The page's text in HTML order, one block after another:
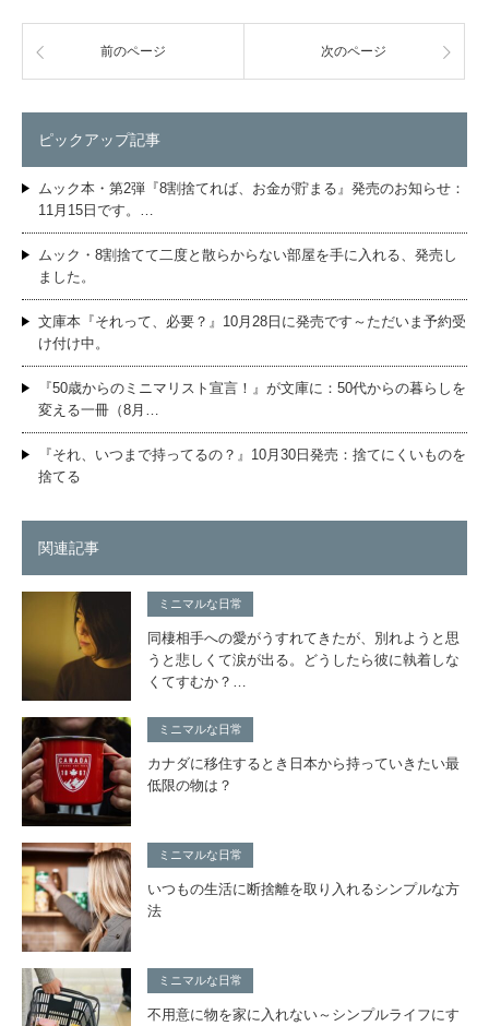
前のページ 次のページ
ピックアップ記事
ムック本・第2弾『8割捨てれば、お金が貯まる』発売のお知らせ：
11月15日です。…
ムック・8割捨てて二度と散らからない部屋を手に入れる、発売し
ました。
文庫本『それって、必要？』10月28日に発売です～ただいま予約受
け付け中。
『50歳からのミニマリスト宣言！』が文庫に：50代からの暮らしを
変える一冊（8月…
『それ、いつまで持ってるの？』10月30日発売：捨てにくいものを
捨てる
関連記事
ミニマルな日常
同棲相手への愛がうすれてきたが、別れようと思
うと悲しくて涙が出る。どうしたら彼に執着しな
くてすむか？…
ミニマルな日常
カナダに移住するとき日本から持っていきたい最
低限の物は？
ミニマルな日常
いつもの生活に断捨離を取り入れるシンプルな方
法
ミニマルな日常
不用意に物を家に入れない～シンプルライフにす